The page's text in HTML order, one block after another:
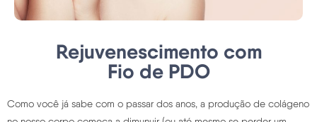
Rejuvenescimento com
Fio de PDO
Como você já sabe com o passar dos anos, a produção de colágeno